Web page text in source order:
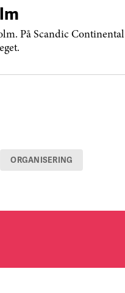
På Scandic Continental
ORGANISERING